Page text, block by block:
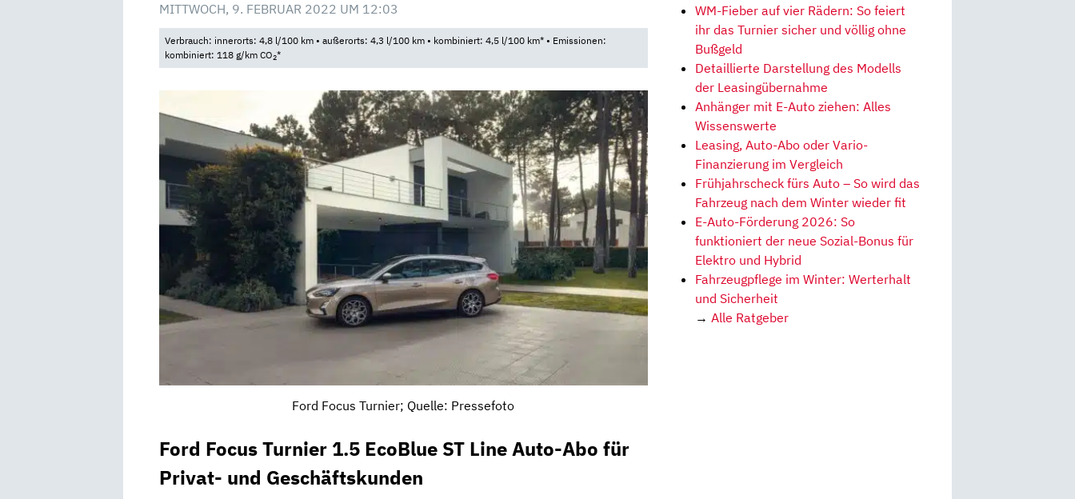
MITTWOCH, 9. FEBRUAR 2022 UM 12:03
Verbrauch: innerorts: 4,8 l/100 km • außerorts: 4,3 l/100 km • kombiniert: 4,5 l/100 km* • Emissionen:
kombiniert: 118 g/km CO2*
Ford Focus Turnier; Quelle: Pressefoto
Ford Focus Turnier 1.5 EcoBlue ST Line Auto-Abo für
Privat- und Geschäftskunden
WM-Fieber auf vier Rädern: So feiert
ihr das Turnier sicher und völlig ohne
Bußgeld
Detaillierte Darstellung des Modells
der Leasingübernahme
Anhänger mit E-Auto ziehen: Alles
Wissenswerte
Leasing, Auto-Abo oder Vario-
Finanzierung im Vergleich
Frühjahrscheck fürs Auto – So wird das
Fahrzeug nach dem Winter wieder fit
E-Auto-Förderung 2026: So
funktioniert der neue Sozial-Bonus für
Elektro und Hybrid
Fahrzeugpflege im Winter: Werterhalt
und Sicherheit
→ Alle Ratgeber